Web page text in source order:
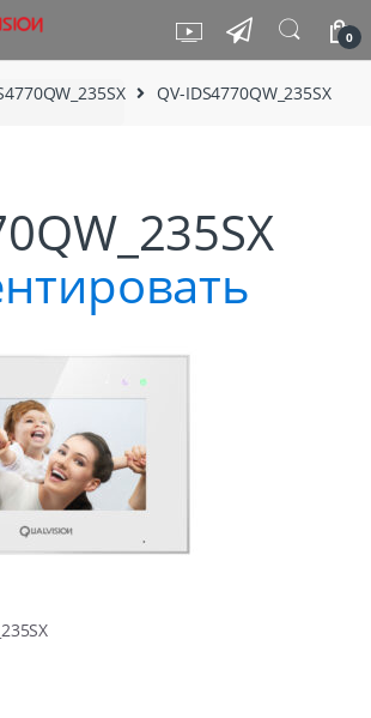
0
QV-IDS4770QW_235SX
по записям